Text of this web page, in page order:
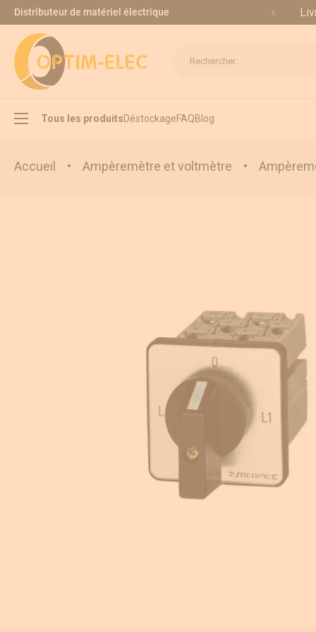
Allez au contenu
Distributeur de matériel électrique
Rechercher...
Tous les produits
Equipement pour armoire électrique
Centrale de mesure
Transformateur de courant
DéstockageFAQBlog
Accueil • Ampèremètre et voltmètre •